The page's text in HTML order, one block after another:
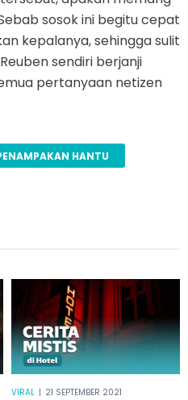
sosok ini begitu cepat
kepalanya, sehingga sulit
sendiri berjanji
pertanyaan netizen
HANTU
VIRAL | 21 SEPTEMBER 2021